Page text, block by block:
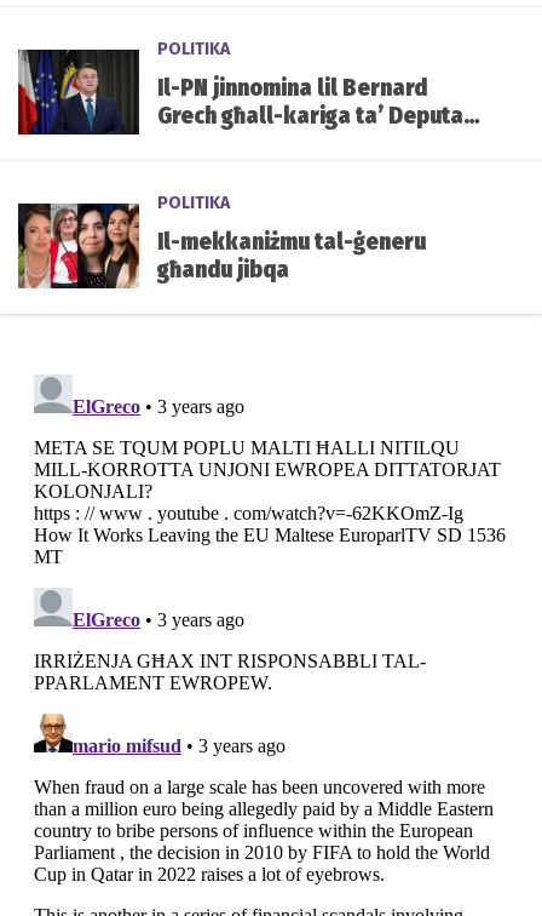
POLITIKA
Il-PN jinnomina lil Bernard
Grech għall-kariga ta’ Deputat
POLITIKA
Il-mekkaniżmu tal-ġeneru
għandu jibqa